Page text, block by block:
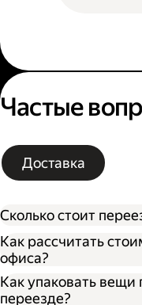
Частые
Доставка
Сколько стоит
Типа грузового
Расстояния от
Как рассчитать
офиса?
Как упаковать
переезде?